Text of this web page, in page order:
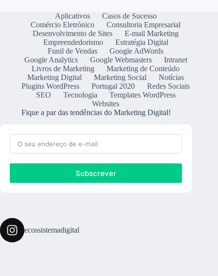
Aplicativos
Casos de Sucesso
Comércio Eletrónico
Consultoria Empresarial
Desenvolvimento de Sites
E-mail Marketing
Empreendedorismo
Estratégia Digital
Funil de Vendas
Google AdWords
Google Analytics
Google Webmasters
Intranet
Livros de Marketing
Marketing de Conteúdo
Marketing Digital
Marketing Social
Notícias
Plugins WordPress
Portugal 2020
Redes Sociais
SEO
Tecnologia
Templates WordPress
Websites
Fique a par das tendências do Marketing Digital!
Subscrever
ecossistemadigital